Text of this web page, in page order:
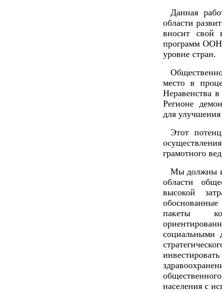
Данная
области
вносит свой
программ ООН
уровне стран.
место в
Неравенства
Регионе
для улучшения
Этот
грамотного
Мы должны
области
высокой
пакеты
социальными
населения с